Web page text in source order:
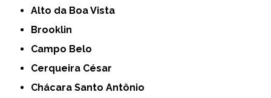
Alto da Boa Vista
Brooklin
Campo Belo
Cerqueira César
Chácara Santo Antônio